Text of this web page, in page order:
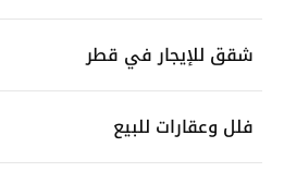
شقق للإيجار في قطر
فلل وعقارات للبيع